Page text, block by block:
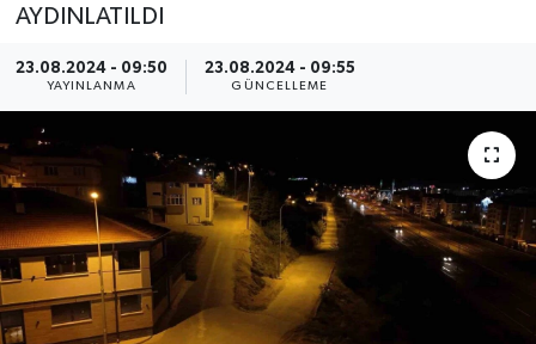
AYDINLATILDI
23.08.2024 - 09:50
YAYINLANMA
23.08.2024 - 09:55
GÜNCELLEME
Siyaset
Spor
Haber Arşivi